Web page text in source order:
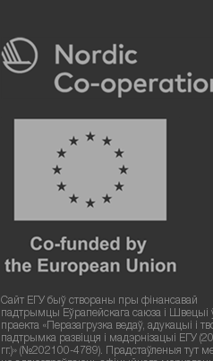
Сайт ЕГУ быў створаны пры фінансавай
падтрымцы Еўрапейскага саюза і Швецыі
праекта «Перазагрузка ведаў, адукацыі і
падтрымка развіцця і мадэрнізацыі ЕГУ
гг.)» (№202100-4789). Прадстаўленыя тут